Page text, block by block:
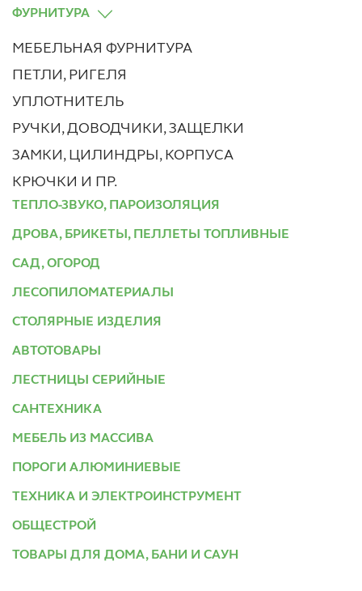
ФУРНИТУРА
МЕБЕЛЬНАЯ ФУРНИТУРА
ПЕТЛИ, РИГЕЛЯ
УПЛОТНИТЕЛЬ
РУЧКИ, ДОВОДЧИКИ, ЗАЩЕЛКИ
ЗАМКИ, ЦИЛИНДРЫ, КОРПУСА
КРЮЧКИ И ПР.
ТЕПЛО-ЗВУКО, ПАРОИЗОЛЯЦИЯ
ДРОВА, БРИКЕТЫ, ПЕЛЛЕТЫ ТОПЛИВНЫЕ
САД, ОГОРОД
ЛЕСОПИЛОМАТЕРИАЛЫ
СТОЛЯРНЫЕ ИЗДЕЛИЯ
АВТОТОВАРЫ
ЛЕСТНИЦЫ СЕРИЙНЫЕ
САНТЕХНИКА
МЕБЕЛЬ ИЗ МАССИВА
ПОРОГИ АЛЮМИНИЕВЫЕ
ТЕХНИКА И ЭЛЕКТРОИНСТРУМЕНТ
ОБЩЕСТРОЙ
ТОВАРЫ ДЛЯ ДОМА, БАНИ И САУН